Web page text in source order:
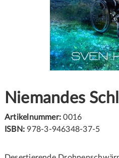
Niemandes
Artikelnummer:0016
ISBN: 978-3-946348-37-5